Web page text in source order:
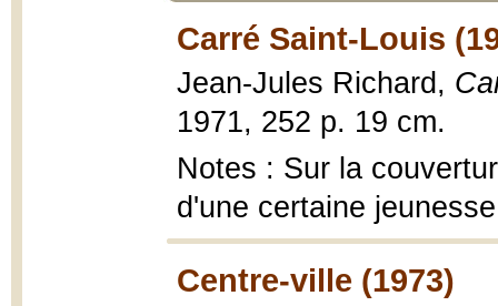
Carré Saint-Louis
Jean-Jules Richard,
1971, 252 p. 19 cm.
Notes : Sur la
d'une certaine jeunesse
Centre-ville (1973)